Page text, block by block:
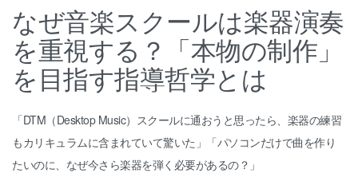
なぜ音楽スクールは楽器演奏
を重視する？「本物の制作」
を目指す指導哲学とは
「DTM（Desktop Music）スクールに通おうと思ったら、楽器の練習
もカリキュラムに含まれていて驚いた」「パソコンだけで曲を作り
たいのに、なぜ今さら楽器を弾く必要があるの？」